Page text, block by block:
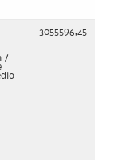
/
3055596,45